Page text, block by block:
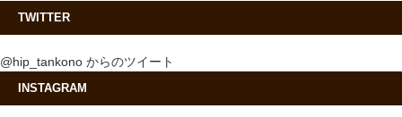
TWITTER
@hip_tankono からのツイート
INSTAGRAM